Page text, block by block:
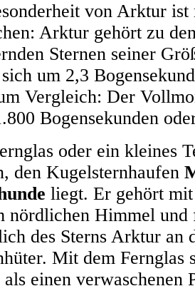
von Arktur
Arktur gehört zu
Sternen seiner
um 2,3
Vergleich: Der
Bogensekunden
oder ein kleines
den Kugelsternhaufen
liegt. Er gehört
nördlichen Himmel
des Sterns Arktur an
Mit dem Fernglas
einen verwaschenen